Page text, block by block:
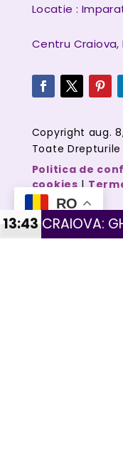
Locatie :
Centru Craiova,
Copyright aug.
Toate Drepturile
Politica de
cookies|
RO
PRACTIC
13:43